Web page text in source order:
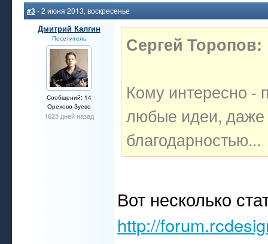
#3- 2 июня 2013, воскресенье
Дмитрий Калгин
Посетитель
Сообщений: 14
Орехово-Зуево
1625 дней назад
Сергей Торопов:
Кому интересно -
любые идеи, даже
благодарностью...
Вот несколько
http://